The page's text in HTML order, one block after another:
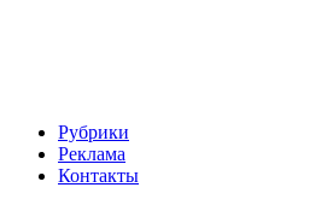
Рубрики
Реклама
Контакты